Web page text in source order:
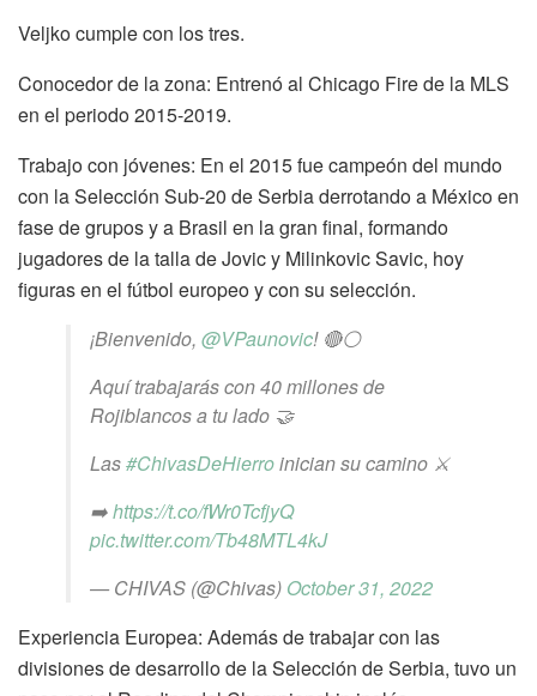
Veljko cumple con los tres.
Conocedor de la zona: Entrenó al Chicago Fire de la MLS
en el periodo 2015-2019.
Trabajo con jóvenes: En el 2015 fue campeón del mundo
con la Selección Sub-20 de Serbia derrotando a México en
fase de grupos y a Brasil en la gran final, formando
jugadores de la talla de Jovic y Milinkovic Savic, hoy
figuras en el fútbol europeo y con su selección.
¡Bienvenido, @VPaunovic! 🔴⚪️
Aquí trabajarás con 40 millones de
Rojiblancos a tu lado 🤝
Las#ChivasDeHierroinician su camino ⚔️
➡️https://t.co/fWr0TcfjyQ
pic.twitter.com/Tb48MTL4kJ
— CHIVAS (@Chivas) October 31, 2022
Experiencia Europea: Además de trabajar con las
divisiones de desarrollo de la Selección de Serbia, tuvo un